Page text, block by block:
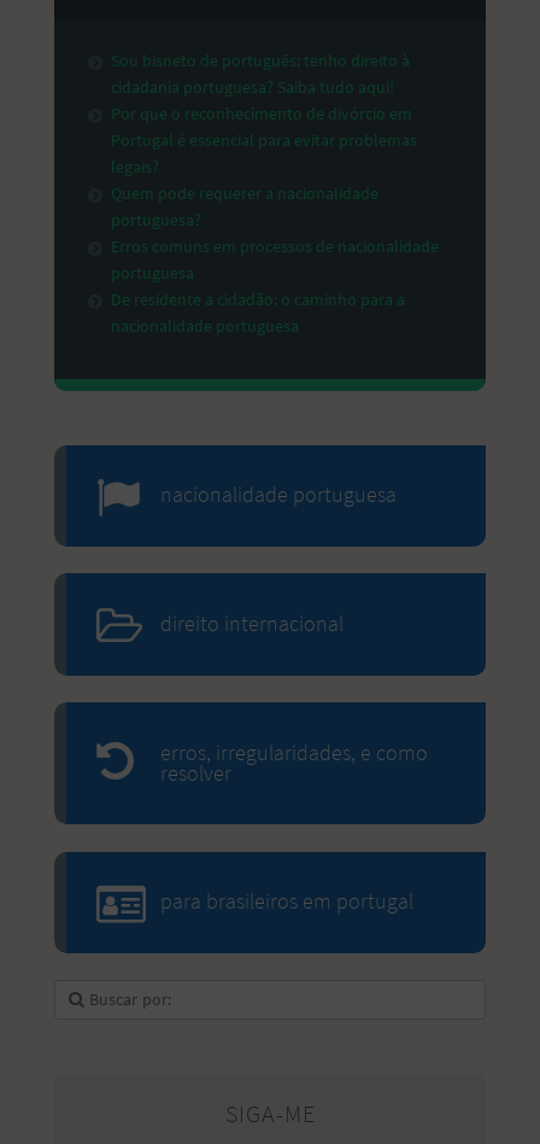
Sou bisneto de português: tenho direito à
cidadania portuguesa? Saiba tudo aqui!
Por que o reconhecimento de divórcio em
Portugal é essencial para evitar problemas
legais?
Quem pode requerer a nacionalidade
portuguesa?
Erros comuns em processos de nacionalidade
portuguesa
De residente a cidadão: o caminho para a
nacionalidade portuguesa
nacionalidade portuguesa
direito internacional
erros, irregularidades, e como
resolver
para brasileiros em portugal
SIGA-ME